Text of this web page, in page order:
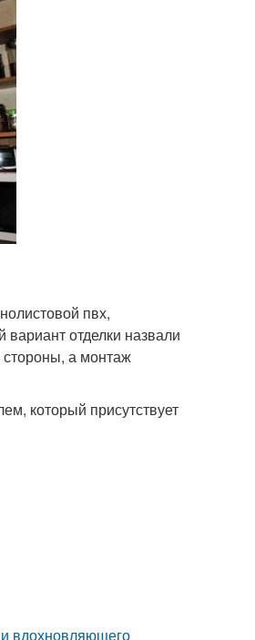
пвх,
отделки назвали
а монтаж
который присутствует
и вдохновляющего